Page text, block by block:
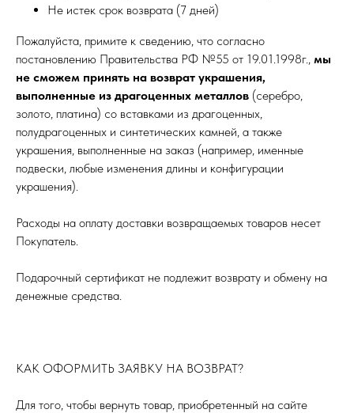
Не истек срок возврата (7 дней)
Пожалуйста, примите к сведению, что согласно
постановлению Правительства РФ №55 от 19.01.1998г., мы
не сможем принять на возврат украшения,
выполненные из драгоценных металлов (серебро,
золото, платина) со вставками из драгоценных,
полудрагоценных и синтетических камней, а также
украшения, выполненные на заказ (например, именные
подвески, любые изменения длины и конфигурации
украшения).
Расходы на оплату доставки возвращаемых товаров несет
Покупатель.
Подарочный сертификат не подлежит возврату и обмену на
денежные средства.
КАК ОФОРМИТЬ ЗАЯВКУ НА ВОЗВРАТ?
Для того, чтобы вернуть товар, приобретенный на сайте